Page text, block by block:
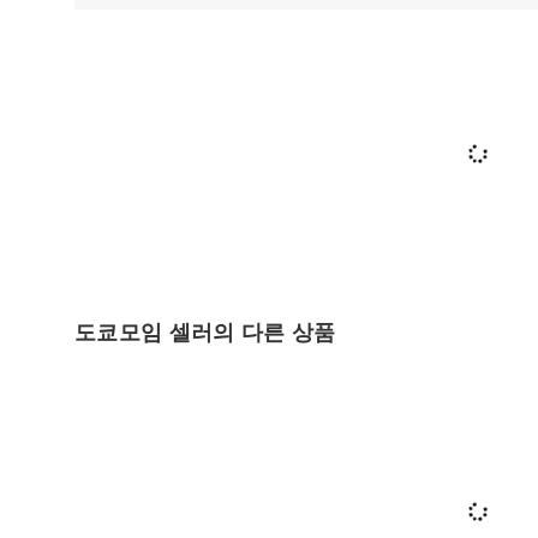
도쿄모임 셀러의 다른 상품